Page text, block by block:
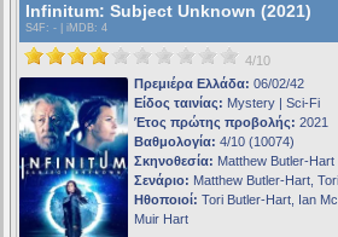
Infinitum: Subject Unknown (2021)
S4F : - | iMDB: 4
4/10
Πρεμιέρα Ελλάδα: 06/02/42
Είδος ταινίας: Mystery | Sci-Fi
Έτος πρώτης προβολής: 2021
Βαθμολογία: 4/10 (10074)
Σκηνοθεσία: Matthew Butler-Hart
Σενάριο: Matthew Butler-Hart,
Ηθοποιοί: Tori Butler-Hart, Ian
Muir Hart